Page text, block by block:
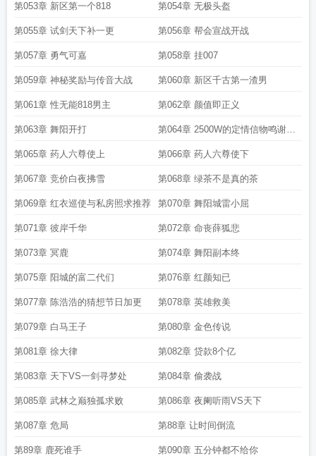
第053章 新区第一个818 第054章 无极头盔
第055章 试剑天下补一更 第056章 帮会宣战开战
第057章 勇气可嘉 第058章 挂007
第059章 神秘奖励与传音大战 第060章 新区千古第一渣男
第061章 性无能818男主 第062章 颜值即正义
第063章 舞阳开打 第064章 2500W的定情信物鸣谢一
直支持的各位读者朋友
第065章 药人六尊使上 第066章 药人六尊使下
第067章 竞价白夜拂雪 第068章 绿茶不是真的茶
第069章 红衣巡使与私房照求推荐 第070章 舞阳城雷小屈
第071章 彼岸千华 第072章 命丧薛狐悲
第073章 冥鹿 第074章 舞阳副本终
第075章 阳城的富二代们 第076章 红颜知已
第077章 陈浩浩的猜想节日加更 第078章 英雄救美
第079章 白马王子 第080章 金色传说
第081章 徐大律 第082章 贷款8个亿
第083章 天下VS一剑寻梦处 第084章 偷袭战
第085章 武林之巅独孤求败 第086章 夜阑听雨VS天下
第087章 危局 第88章 让时间倒流
第89章 鹿死谁手 第090章 五分钟都不给你